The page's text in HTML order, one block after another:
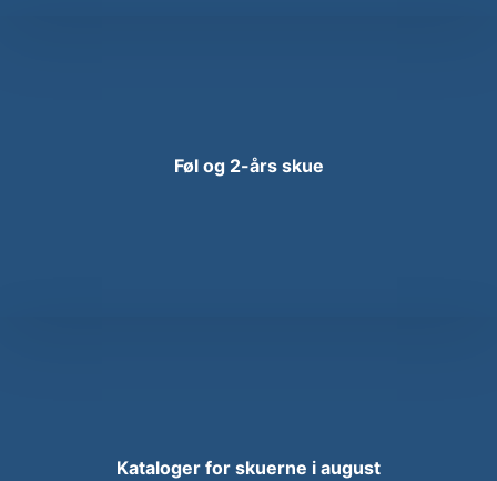
Føl og 2-års skue​
Kataloger for skuerne i august